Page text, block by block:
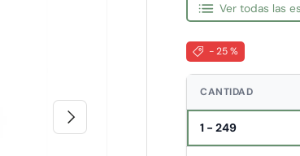
Siguiente
Ver todas las
- 25 %
CANTIDAD
1 - 249